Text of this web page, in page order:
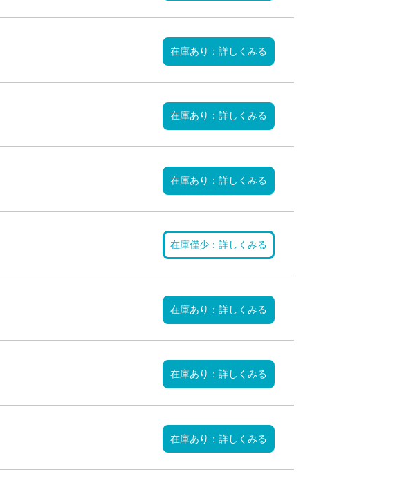
在庫あり：詳しくみる
在庫あり：詳しくみる
在庫あり：詳しくみる
在庫僅少：詳しくみる
在庫あり：詳しくみる
在庫あり：詳しくみる
在庫あり：詳しくみる